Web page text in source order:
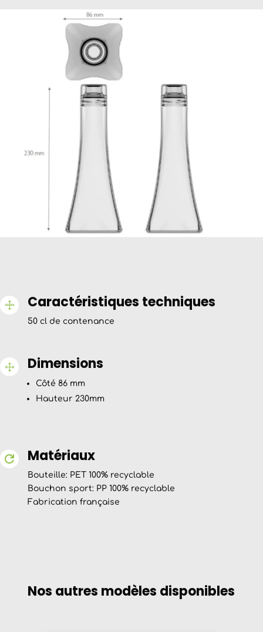
 Caractéristiques techniques
50 cl de contenance
1 Dimensions
Côté 86 mm
Hauteur 230mm
 Matériaux
Bouteille: PET 100% recyclable
Bouchon sport: PP 100% recyclable
Fabrication française
Nos autres modèles disponibles